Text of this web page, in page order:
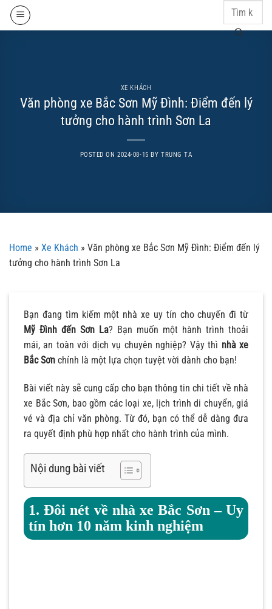
Skip
XE KHÁCH
Văn phòng xe Bắc Sơn Mỹ Đình: Điểm đến lý
tưởng cho hành trình Sơn La
POSTED ON2024-08-15 BY TRUNG TA
Home » Xe Khách » Văn phòng xe Bắc Sơn Mỹ Đình: Điểm đến lý
tưởng cho hành trình Sơn La
Bạn đang tìm kiếm một nhà xe uy tín cho chuyến đi từ
Mỹ Đình đến Sơn La? Bạn muốn một hành trình thoải
mái, an toàn với dịch vụ chuyên nghiệp? Vậy thì nhà xe
Bắc Sơn chính là một lựa chọn tuyệt vời dành cho bạn!
Bài viết này sẽ cung cấp cho bạn thông tin chi tiết về nhà
xe Bắc Sơn, bao gồm các loại xe, lịch trình di chuyển, giá
vé và địa chỉ văn phòng. Từ đó, bạn có thể dễ dàng đưa
ra quyết định phù hợp nhất cho hành trình của mình.
Nội dung bài viết
1. Đôi nét về nhà xe Bắc Sơn – Uy
tín hơn 10 năm kinh nghiệm